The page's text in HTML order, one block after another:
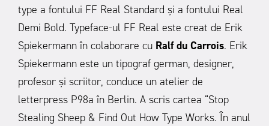
type a fontului FF Real Standard și a fontului Real
Demi Bold. Typeface-ul FF Real este creat de Erik
Spiekermann în colaborare cu Ralf du Carrois. Erik
Spiekermann este un tipograf german, designer,
profesor și scriitor, conduce un atelier de
letterpress P98a în Berlin. A scris cartea “Stop
Stealing Sheep & Find Out How Type Works. În anul